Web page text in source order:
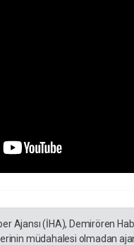
Ajansı (İHA), Demirören
müdahalesi olmadan